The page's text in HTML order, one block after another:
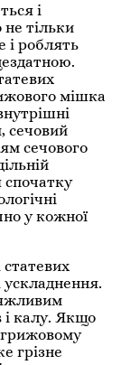
і
тільки
і роблять
мішка
сечовий
сечового
спочатку
у кожної
ускладнення.
і калу. Якщо
грижовому
грізне